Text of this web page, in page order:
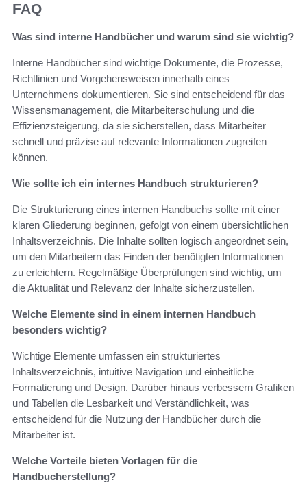
FAQ
Was sind interne Handbücher und warum sind sie wichtig?
Interne Handbücher sind wichtige Dokumente, die Prozesse,
Richtlinien und Vorgehensweisen innerhalb eines
Unternehmens dokumentieren. Sie sind entscheidend für das
Wissensmanagement, die Mitarbeiterschulung und die
Effizienzsteigerung, da sie sicherstellen, dass Mitarbeiter
schnell und präzise auf relevante Informationen zugreifen
können.
Wie sollte ich ein internes Handbuch strukturieren?
Die Strukturierung eines internen Handbuchs sollte mit einer
klaren Gliederung beginnen, gefolgt von einem übersichtlichen
Inhaltsverzeichnis. Die Inhalte sollten logisch angeordnet sein,
um den Mitarbeitern das Finden der benötigten Informationen
zu erleichtern. Regelmäßige Überprüfungen sind wichtig, um
die Aktualität und Relevanz der Inhalte sicherzustellen.
Welche Elemente sind in einem internen Handbuch
besonders wichtig?
Wichtige Elemente umfassen ein strukturiertes
Inhaltsverzeichnis, intuitive Navigation und einheitliche
Formatierung und Design. Darüber hinaus verbessern Grafiken
und Tabellen die Lesbarkeit und Verständlichkeit, was
entscheidend für die Nutzung der Handbücher durch die
Mitarbeiter ist.
Welche Vorteile bieten Vorlagen für die
Handbucherstellung?